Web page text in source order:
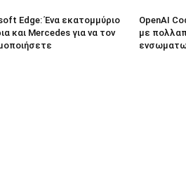
Edge: Ένα εκατομμύριο
και Mercedes για να τον
OpenAI
με